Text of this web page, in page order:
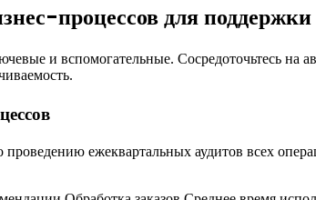
процессов для поддержки
и вспомогательные. Сосредоточьтесь
проведению ежеквартальных аудитов всех